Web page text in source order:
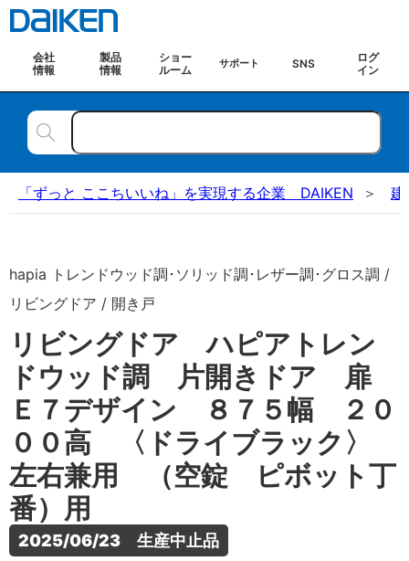
会社
情報
製品
情報
ショー
ルーム
サポート SNS
ログ
イン
「ずっと ここちいいね」を実現する企業 DAIKEN 建
hapia トレンドウッド調･ソリッド調･レザー調･グロス調 /
リビングドア / 開き戸
リビングドア ハピアトレン
ドウッド調 片開きドア 扉
Ｅ７デザイン ８７５幅 ２０
００高 〈ドライブラック〉
左右兼用 （空錠 ピボット丁
番）用
2025/06/23　生産中止品